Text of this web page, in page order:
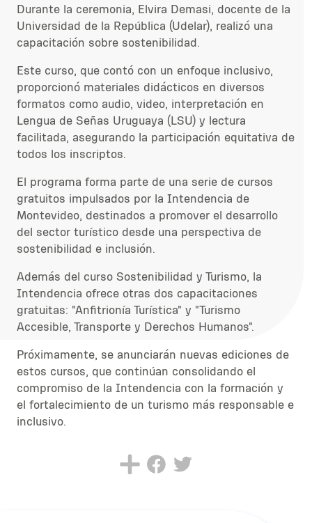
Durante la ceremonia, Elvira Demasi, docente de la
Universidad de la República (Udelar), realizó una
capacitación sobre sostenibilidad.
Este curso, que contó con un enfoque inclusivo,
proporcionó materiales didácticos en diversos
formatos como audio, video, interpretación en
Lengua de Señas Uruguaya (LSU) y lectura
facilitada, asegurando la participación equitativa de
todos los inscriptos.
El programa forma parte de una serie de cursos
gratuitos impulsados por la Intendencia de
Montevideo, destinados a promover el desarrollo
del sector turístico desde una perspectiva de
sostenibilidad e inclusión.
Además del curso Sostenibilidad y Turismo, la
Intendencia ofrece otras dos capacitaciones
gratuitas: "Anfitrionía Turística" y "Turismo
Accesible, Transporte y Derechos Humanos".
Próximamente, se anunciarán nuevas ediciones de
estos cursos, que continúan consolidando el
compromiso de la Intendencia con la formación y
el fortalecimiento de un turismo más responsable e
inclusivo.